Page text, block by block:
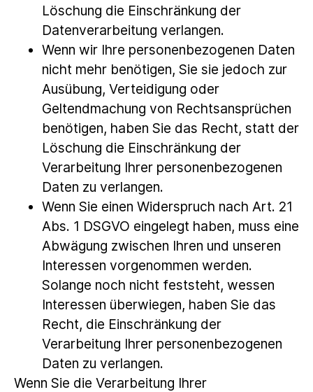
Löschung die Einschränkung der
Datenverarbeitung verlangen.
Wenn wir Ihre personenbezogenen Daten
nicht mehr benötigen, Sie sie jedoch zur
Ausübung, Verteidigung oder
Geltendmachung von Rechtsansprüchen
benötigen, haben Sie das Recht, statt der
Löschung die Einschränkung der
Verarbeitung Ihrer personenbezogenen
Daten zu verlangen.
Wenn Sie einen Widerspruch nach Art. 21
Abs. 1 DSGVO eingelegt haben, muss eine
Abwägung zwischen Ihren und unseren
Interessen vorgenommen werden.
Solange noch nicht feststeht, wessen
Interessen überwiegen, haben Sie das
Recht, die Einschränkung der
Verarbeitung Ihrer personenbezogenen
Daten zu verlangen.
Wenn Sie die Verarbeitung Ihrer